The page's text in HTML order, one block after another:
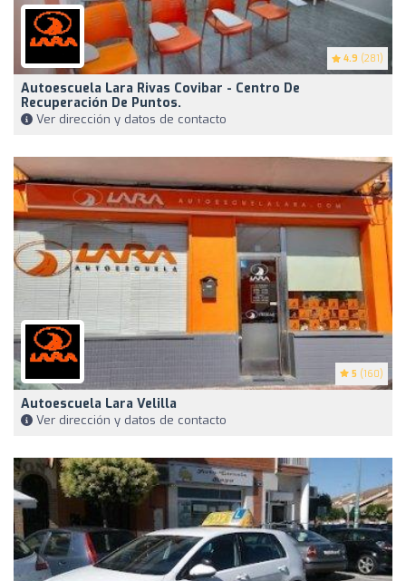
4.9 (281)
Autoescuela Lara Rivas Covibar - Centro De
Recuperación De Puntos.
Ver dirección y datos de contacto
5 (160)
Autoescuela Lara Velilla
Ver dirección y datos de contacto